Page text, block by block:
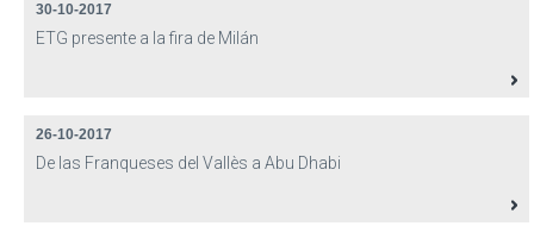
30-10-2017
ETG presente a la fira de Milán
26-10-2017
De las Franqueses del Vallès a Abu Dhabi